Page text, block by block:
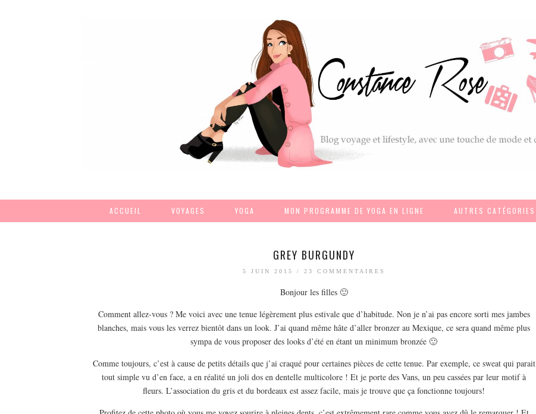
ACCUEIL VOYAGES YOGA MON PROGRAMME DE YOGA EN LIGNE AUTRES CATÉGORIES
GREY BURGUNDY
5 JUIN 2015 / 23 COMMENTAIRES
Bonjour les filles 🙂
Comment allez-vous ? Me voici avec une tenue légèrement plus estivale que d’habitude. Non je n’ai pas encore sorti mes jambes
blanches, mais vous les verrez bientôt dans un look. J’ai quand même hâte d’aller bronzer au Mexique, ce sera quand même plus
sympa de vous proposer des looks d’été en étant un minimum bronzée 🙂
Comme toujours, c’est à cause de petits détails que j’ai craqué pour certaines pièces de cette tenue. Par exemple, ce sweat qui parait
tout simple vu d’en face, a en réalité un joli dos en dentelle multicolore ! Et je porte des Vans, un peu cassées par leur motif à
fleurs. L’association du gris et du bordeaux est assez facile, mais je trouve que ça fonctionne toujours!